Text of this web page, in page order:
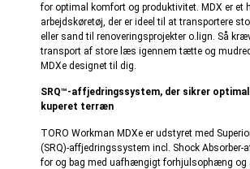
for optimal komfort og produktivitet. MDX er et
arbejdskøretøj, der er ideel til at transportere
eller sand til renoveringsprojekter o.lign. Så
transport af store læs igennem tætte og
MDXe designet til dig.
SRQ™-affjedringssystem, der sikrer
kuperet terræn
TORO Workman MDXe er udstyret med
(SRQ)-affjedringssystem incl. Shock Absorber-
for og bag med uafhængigt forhjulsophæng og